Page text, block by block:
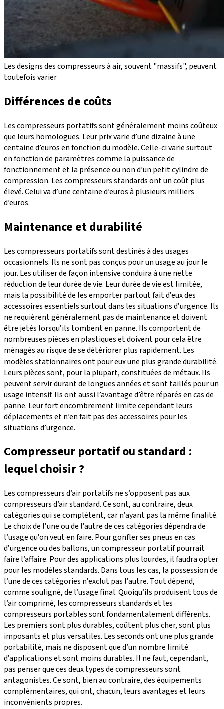
Les designs des compresseurs à air, souvent "massifs", peuvent
toutefois varier
Différences de coûts
Les compresseurs portatifs sont généralement moins coûteux
que leurs homologues. Leur prix varie d’une dizaine à une
centaine d’euros en fonction du modèle. Celle-ci varie surtout
en fonction de paramètres comme la puissance de
fonctionnement et la présence ou non d’un petit cylindre de
compression. Les compresseurs standards ont un coût plus
élevé. Celui va d’une centaine d’euros à plusieurs milliers
d’euros.
Maintenance et durabilité
Les compresseurs portatifs sont destinés à des usages
occasionnels. Ils ne sont pas conçus pour un usage au jour le
jour. Les utiliser de façon intensive conduira à une nette
réduction de leur durée de vie. Leur durée de vie est limitée,
mais la possibilité de les emporter partout fait d’eux des
accessoires essentiels surtout dans les situations d’urgence. Ils
ne requièrent généralement pas de maintenance et doivent
être jetés lorsqu’ils tombent en panne. Ils comportent de
nombreuses pièces en plastiques et doivent pour cela être
ménagés au risque de se détériorer plus rapidement. Les
modèles stationnaires ont pour eux une plus grande durabilité.
Leurs pièces sont, pour la plupart, constituées de métaux. Ils
peuvent servir durant de longues années et sont taillés pour un
usage intensif. Ils ont aussi l’avantage d’être réparés en cas de
panne. Leur fort encombrement limite cependant leurs
déplacements et n’en fait pas des accessoires pour les
situations d’urgence.
Compresseur portatif ou standard :
lequel choisir ?
Les compresseurs d’air portatifs ne s’opposent pas aux
compresseurs d’air standard. Ce sont, au contraire, deux
catégories qui se complètent, car n’ayant pas la même finalité.
Le choix de l’une ou de l’autre de ces catégories dépendra de
l’usage qu’on veut en faire. Pour gonfler ses pneus en cas
d’urgence ou des ballons, un compresseur portatif pourrait
faire l’affaire. Pour des applications plus lourdes, il faudra opter
pour les modèles standards. Dans tous les cas, la possession de
l’une de ces catégories n’exclut pas l’autre. Tout dépend,
comme souligné, de l’usage final. Quoiqu’ils produisent tous de
l’air comprimé, les compresseurs standards et les
compresseurs portables sont fondamentalement différents.
Les premiers sont plus durables, coûtent plus cher, sont plus
imposants et plus versatiles. Les seconds ont une plus grande
portabilité, mais ne disposent que d’un nombre limité
d’applications et sont moins durables. Il ne faut, cependant,
pas penser que ces deux types de compresseurs sont
antagonistes. Ce sont, bien au contraire, des équipements
complémentaires, qui ont, chacun, leurs avantages et leurs
inconvénients propres.